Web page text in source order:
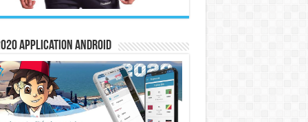
Application Android